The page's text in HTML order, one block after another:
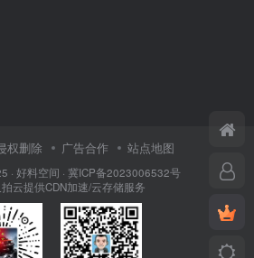
权删除 广告合作 站点地图
· 好料空间 · 冀ICP备2023006532号
拍云提供CDN加速/云存储服务